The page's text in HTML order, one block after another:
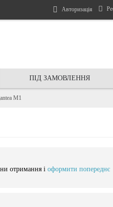
Авторизація
ПІД ЗАМОВЛЕННЯ
M1
отримання і оформити попереднє